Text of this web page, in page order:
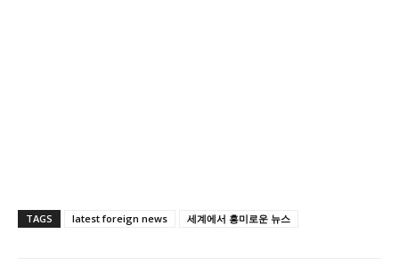
TAGS latest foreign news 세계에서 흥미로운 뉴스